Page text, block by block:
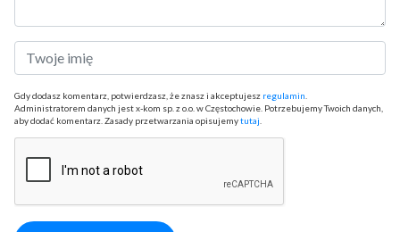
Gdy dodasz komentarz, potwierdzasz, że znasz i akceptujesz regulamin
Administratorem danych jest x-kom sp. z o.o. w Częstochowie. Potrzebujemy Twoich danych,
aby dodać komentarz. Zasady przetwarzania opisujemytutaj